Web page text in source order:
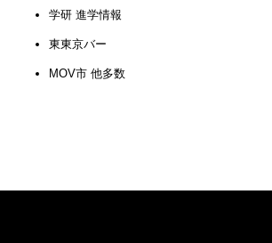
学研 進学情報
東東京バー
MOV市 他多数